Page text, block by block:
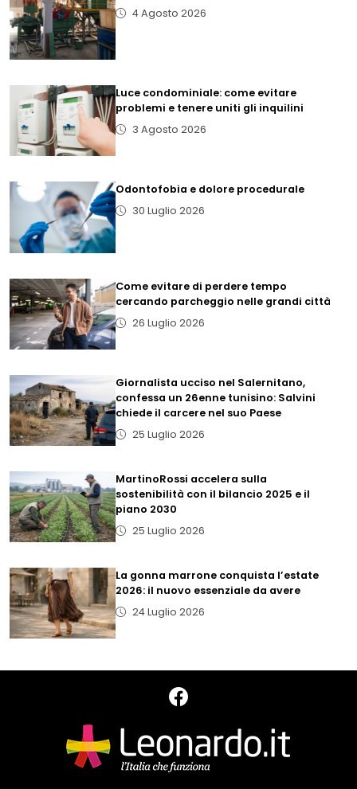
4 Agosto 2026
Luce condominiale: come evitare
problemi e tenere uniti gli inquilini
3 Agosto 2026
Odontofobia e dolore procedurale
30 Luglio 2026
Come evitare di perdere tempo
cercando parcheggio nelle grandi città
26 Luglio 2026
Giornalista ucciso nel Salernitano,
confessa un 26enne tunisino: Salvini
chiede il carcere nel suo Paese
25 Luglio 2026
MartinoRossi accelera sulla
sostenibilità con il bilancio 2025 e il
piano 2030
25 Luglio 2026
La gonna marrone conquista l’estate
2026: il nuovo essenziale da avere
24 Luglio 2026